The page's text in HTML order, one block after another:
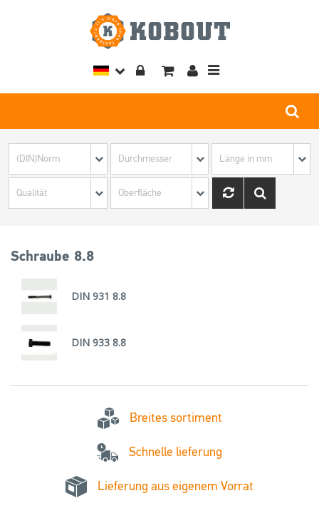
Toggle
Schraube 8.8
DIN 931 8.8
DIN 933 8.8
Breites sortiment
Schnelle lieferung
Lieferung aus eigenem Vorrat